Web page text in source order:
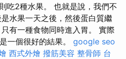
吃2種水果。 也就是說，我們不
水果一天之後，然後蛋白質繼
有一種食物同時進入胃。 實際
一個很好的結果。 google seo
西式外燴 撥筋美容 整骨師 台